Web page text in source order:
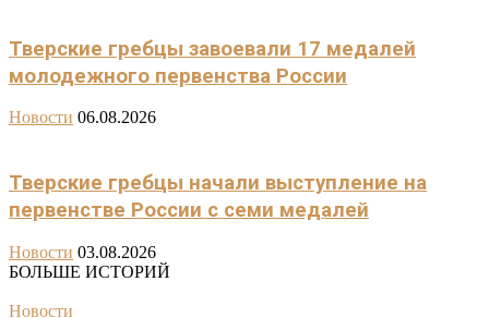
Тверские гребцы завоевали 17 медалей
молодежного первенства России
Новости 06.08.2026
Тверские гребцы начали выступление на
первенстве России с семи медалей
Новости 03.08.2026
БОЛЬШЕ ИСТОРИЙ
Новости